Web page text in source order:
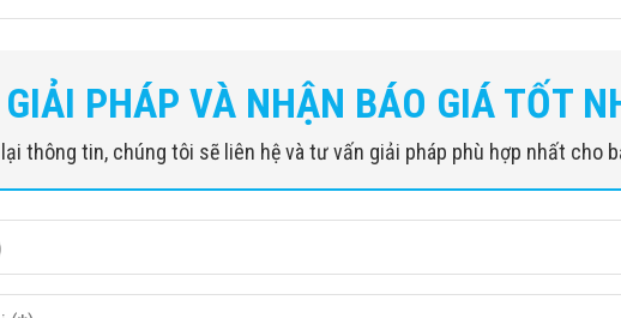
PHÁP VÀ NHẬN BÁO GIÁ TỐT
thông tin, chúng tôi sẽ liên hệ và tư vấn giải pháp phù hợp nhất cho